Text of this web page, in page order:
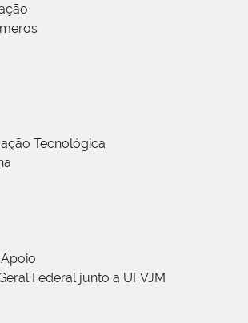
Tecnológica
Federal junto a UFVJM